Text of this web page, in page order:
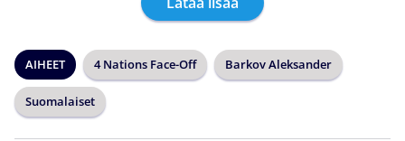
AIHEET 4 Nations Face-Off Barkov Aleksander
Suomalaiset